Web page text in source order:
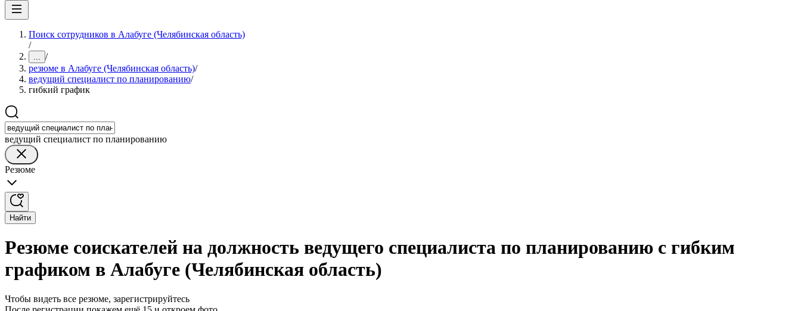
Поиск сотрудников в Алабуге (Челябинская область)
/
... /
резюме в Алабуге (Челябинская область)/
ведущий специалист по планированию/
гибкий график
ведущий специалист по планированию
Резюме
Найти
Резюме соискателей на должность ведущего специалиста по планированию с гибким
графиком в Алабуге (Челябинская область)
Чтобы видеть все резюме, зарегистрируйтесь